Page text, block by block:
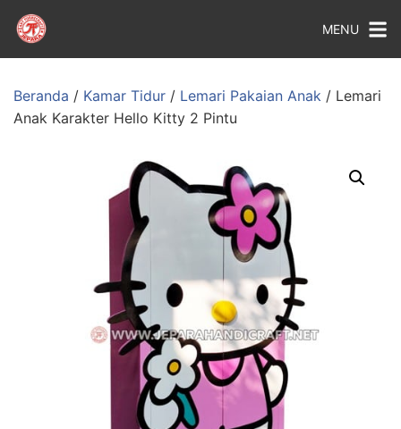
MENU
Beranda / Kamar Tidur / Lemari Pakaian Anak / Lemari
Anak Karakter Hello Kitty 2 Pintu